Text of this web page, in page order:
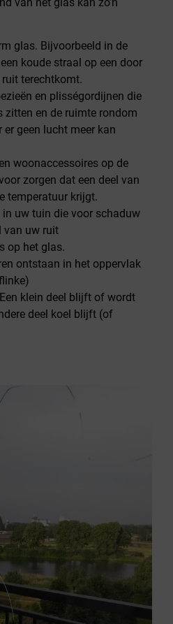
glas. Bijvoorbeeld in de
koude straal op een door
terechtkomt.
en plisségordijnen die
zitten en de ruimte rondom
geen lucht meer kan
woonaccessoires op de
zorgen dat een deel van
temperatuur krijgt.
uw tuin die voor schaduw
van uw ruit
op het glas.
ontstaan in het oppervlak
klein deel blijft of wordt
deel koel blijft (of